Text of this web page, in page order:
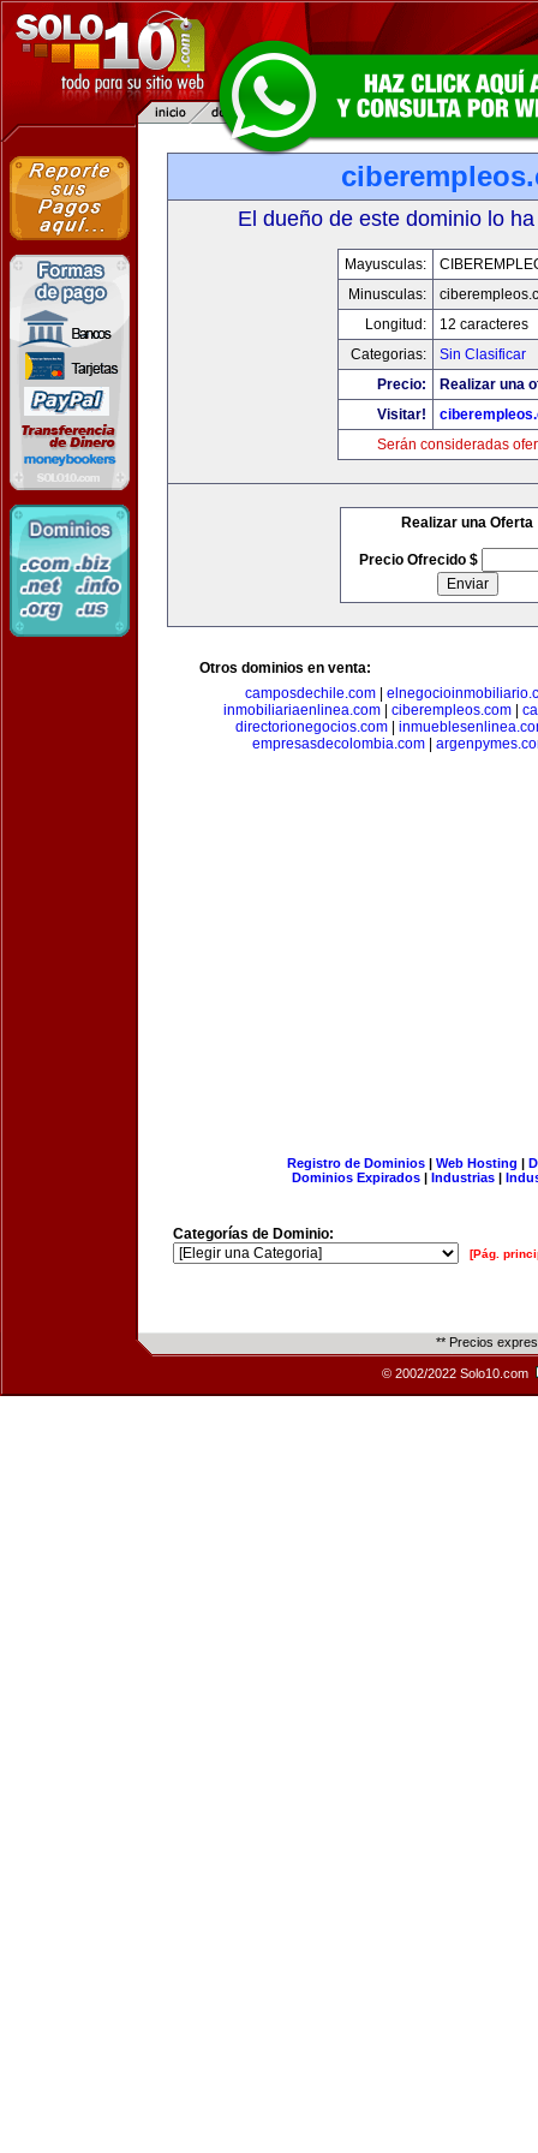
El dueño de este dominio lo
Mayusculas:
Minusculas:
Longitud:
12 caracteres
Categorias:
Sin Clasificar
Precio:
Realizar una
Visitar!
Serán consideradas
Realizar una Oferta
Precio Ofrecido $
Otros dominios en venta:
camposdechile.com
inmobiliariaenlinea.com| ciberempleos.com|
directorionegocios.com
empresasdecolombia.com|
Registro de Dominios| Web Hosting |
Dominios Expirados | Industrias |
Categorías de Dominio:
[Pág.
** Precios
© 2002/2022 Solo10.com